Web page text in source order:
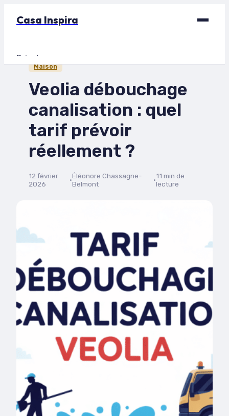
Casa Inspira
Bricolage
Maison
Veolia débouchage
canalisation : quel
tarif prévoir
réellement ?
12 février
2026
·Éléonore Chassagne-
Belmont
·11 min de
lecture